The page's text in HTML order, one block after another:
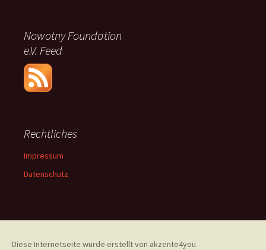
Nowotny Foundation
e.V. Feed
Rechtliches
Impressum
Datenschutz
Diese Internetseite wurde erstellt von akzente4you